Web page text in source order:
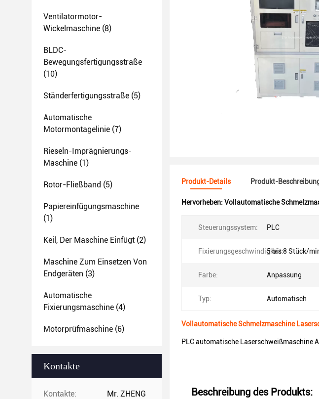
Ventilatormotor-
Wickelmaschine (8)
BLDC-
Bewegungsfertigungsstraße
(10)
Ständerfertigungsstraße (5)
Automatische
Motormontagelinie (7)
Rieseln-Imprägnierungs-
Maschine (1)
Rotor-Fließband (5)
Papiereinfügungsmaschine
(1)
Keil, Der Maschine Einfügt (2)
Maschine Zum Einsetzen Von
Endgeräten (3)
Automatische
Fixierungsmaschine (4)
Motorprüfmaschine (6)
Kontakte
Kontakte: Mr. ZHENG
Produkt-Details Produkt-
Hervorheben: Vollautomatische
Steuerungssystem: PLC
Fixierungsgeschwindigkeit:5 bis 8 Stück/
Farbe: Anpassung
Typ: Automatisch
Vollautomatische Schmelzmaschine
PLC automatische
Beschreibung des Produkts: